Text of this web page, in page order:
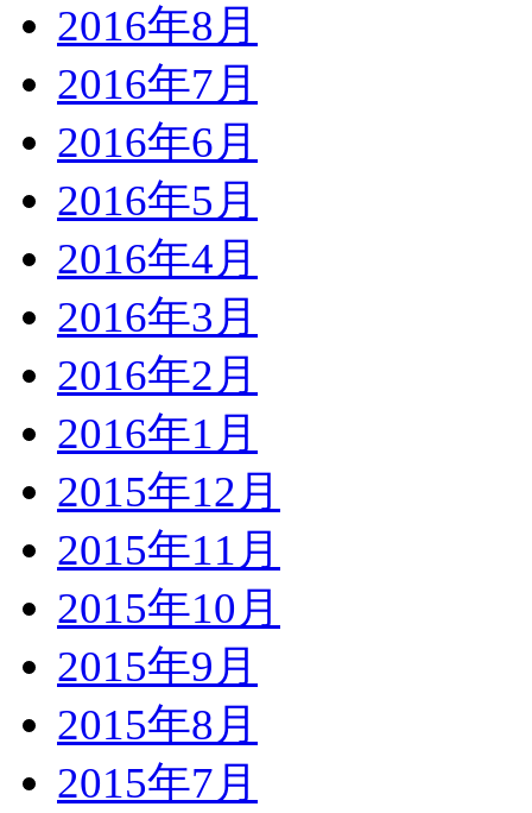
2016年8月
2016年7月
2016年6月
2016年5月
2016年4月
2016年3月
2016年2月
2016年1月
2015年12月
2015年11月
2015年10月
2015年9月
2015年8月
2015年7月